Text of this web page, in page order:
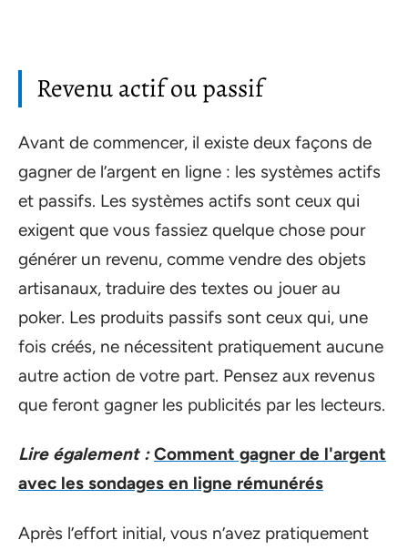
Revenu actif ou passif
Avant de commencer, il existe deux façons de
gagner de l’argent en ligne : les systèmes actifs
et passifs. Les systèmes actifs sont ceux qui
exigent que vous fassiez quelque chose pour
générer un revenu, comme vendre des objets
artisanaux, traduire des textes ou jouer au
poker. Les produits passifs sont ceux qui, une
fois créés, ne nécessitent pratiquement aucune
autre action de votre part. Pensez aux revenus
que feront gagner les publicités par les lecteurs.
Lire également : Comment gagner de l'argent
avec les sondages en ligne rémunérés
Après l’effort initial, vous n’avez pratiquement